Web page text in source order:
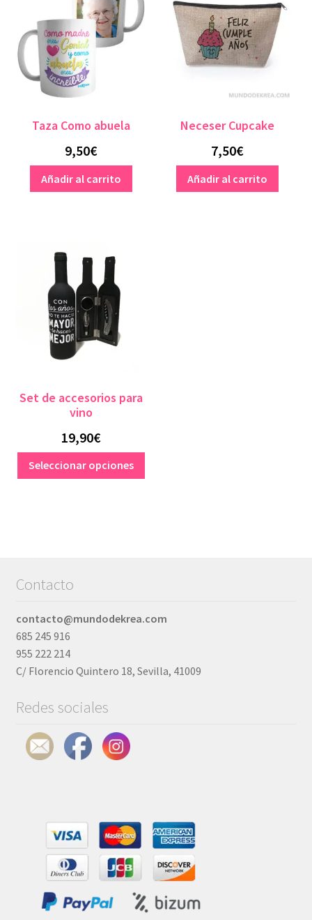
Taza Como abuela
9,50€
Añadir al carrito
Neceser Cupcake
7,50€
Añadir al carrito
Set de accesorios para
vino
19,90€
Seleccionar opciones
producto
elegir
página
Contacto
contacto@mundodekrea.com
685 245 916
955 222 214
C/ Florencio Quintero 18, Sevilla, 41009
Redes sociales